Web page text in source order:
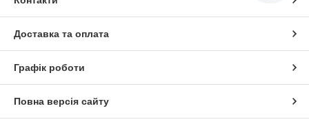
Доставка та оплата
Графік роботи
Повна версія сайту